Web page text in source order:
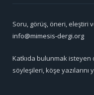
Soru, görüş, öneri, eleştiri
info@mimesis-dergi.org
Katkıda bulunmak isteyen
söyleşileri, köşe